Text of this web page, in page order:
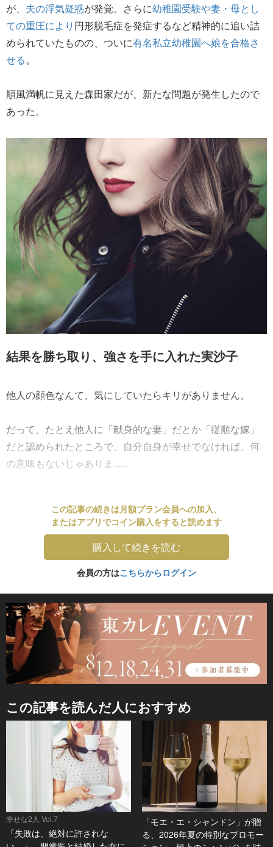
が、 夫の浮気疑惑が発覚。さらに幼稚園受験や妻・母とし
ての重圧により 円形脱毛症を発症するなど精神的に追い詰
められていたものの、ついに有名私立幼稚園へ娘を合格さ
せる。
順風満帆に見えた森田家だが、新たな問題が発生したので
あった。
結果を勝ち取り、強さを手に入れた実沙子
他人の顔色なんて、気にしていたらキリがありません。
だって、たとえ他人に「献身的な妻」だとか「従順な嫁」
だと認められたところで、自分自身が幸せでなければ、何
の意味もないじゃありま......
この記事の続きは月額プラン会員への加入、
またはアプリでコイン購入をすると読めます
購入して続きを読む
会員の方はこちらからログイン
この記事を読んだ人におすすめ
幸せな2人 Vol.7
「失敗は、絶対に許されな
「モエ・エ・シャンドン」が贈
る、2026年夏の特別なプロモー